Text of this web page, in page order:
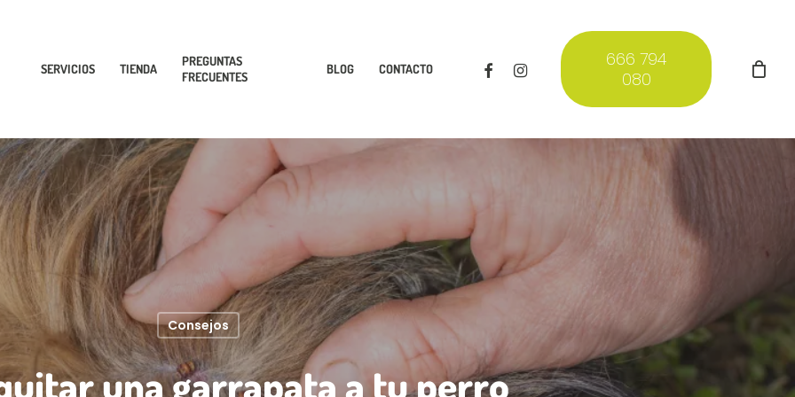
SERVICIOS TIENDA
PREGUNTAS
FRECUENTES
BLOG CONTACTO FACEBOOKINSTAGRAM
666 794
080
Consejos
una garrapata a tu perro